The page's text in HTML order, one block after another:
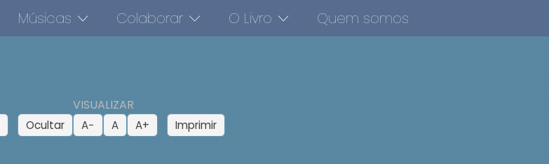
Músicas Colaborar O Livro Quem somos
Ocultar
VISUALIZAR
A− A A+ Imprimir